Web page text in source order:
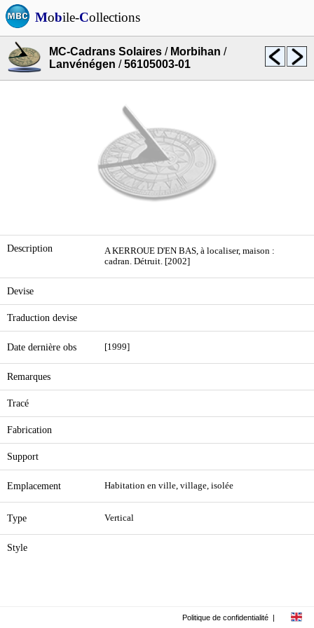
Mobile-Collections
MC-Cadrans Solaires / Morbihan /
Lanvénégen /56105003-01
Description
A KERROUE D'EN BAS, à localiser, maison :
cadran. Détruit. [2002]
Devise
Traduction devise
Date dernière obs [1999]
Remarques
Tracé
Fabrication
Support
Emplacement Habitation en ville, village, isolée
Type Vertical
Style
Politique de confidentialité |